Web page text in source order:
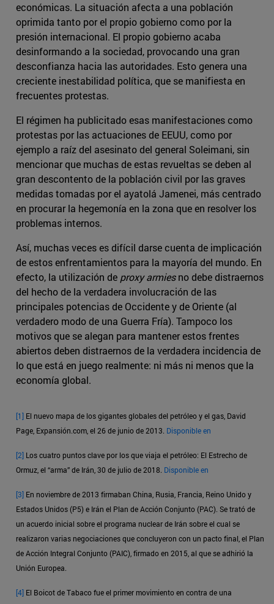
económicas. La situación afecta a una población
oprimida tanto por el propio gobierno como por la
presión internacional. El propio gobierno acaba
desinformando a la sociedad, provocando una gran
desconfianza hacia las autoridades. Esto genera una
creciente inestabilidad política, que se manifiesta en
frecuentes protestas.
El régimen ha publicitado esas manifestaciones como
protestas por las actuaciones de EEUU, como por
ejemplo a raíz del asesinato del general Soleimani, sin
mencionar que muchas de estas revueltas se deben al
gran descontento de la población civil por las graves
medidas tomadas por el ayatolá Jamenei, más centrado
en procurar la hegemonía en la zona que en resolver los
problemas internos.
Así, muchas veces es difícil darse cuenta de implicación
de estos enfrentamientos para la mayoría del mundo. En
efecto, la utilización de proxy armiesno debe distraernos
del hecho de la verdadera involucración de las
principales potencias de Occidente y de Oriente (al
verdadero modo de una Guerra Fría). Tampoco los
motivos que se alegan para mantener estos frentes
abiertos deben distraernos de la verdadera incidencia de
lo que está en juego realmente: ni más ni menos que la
economía global.
[1] El nuevo mapa de los gigantes globales del petróleo y el gas, David
Page, Expansión.com, el 26 de junio de 2013. Disponible en
[2] Los cuatro puntos clave por los que viaja el petróleo: El Estrecho de
Ormuz, el “arma” de Irán, 30 de julio de 2018. Disponible en
[3] En noviembre de 2013 firmaban China, Rusia, Francia, Reino Unido y
Estados Unidos (P5) e Irán el Plan de Acción Conjunto (PAC). Se trató de
un acuerdo inicial sobre el programa nuclear de Irán sobre el cual se
realizaron varias negociaciones que concluyeron con un pacto final, el Plan
de Acción Integral Conjunto (PAIC), firmado en 2015, al que se adhirió la
Unión Europea.
[4] El Boicot de Tabaco fue el primer movimiento en contra de una